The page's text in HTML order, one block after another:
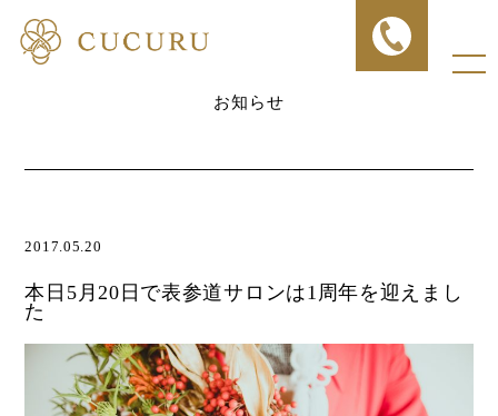
お知らせ
2017.05.20
本日5月20日で表参道サロンは1周年を迎えまし
た